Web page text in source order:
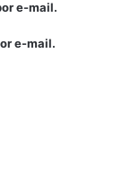
e-mail.
e-mail.